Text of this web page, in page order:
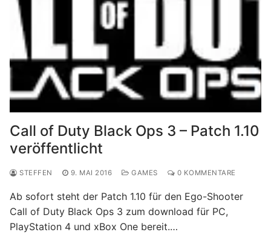
Call of Duty Black Ops 3 – Patch 1.10
veröffentlicht
STEFFEN 9. MAI 2016 GAMES 0 KOMMENTARE
Ab sofort steht der Patch 1.10 für den Ego-Shooter
Call of Duty Black Ops 3 zum download für PC,
PlayStation 4 und xBox One bereit.…